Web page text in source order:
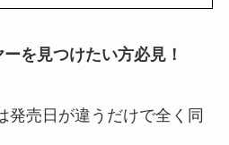
を見つけたい方必見！
発売日が違うだけで全く同